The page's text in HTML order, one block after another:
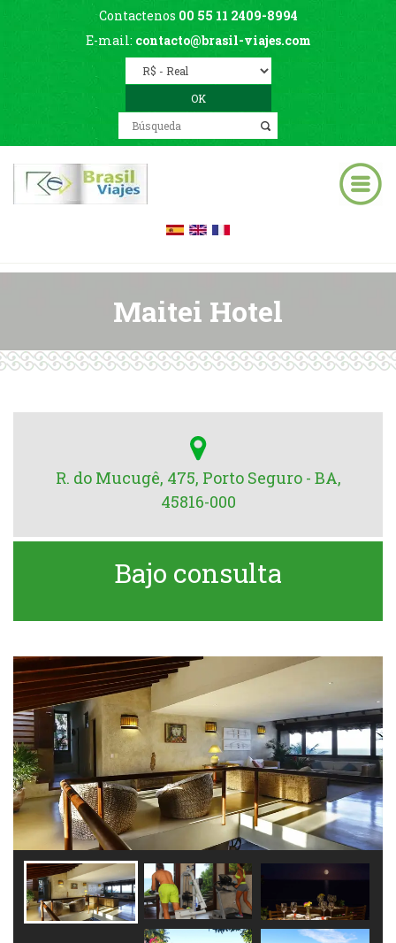
Contactenos 00 55 11 2409-8994
E-mail: contacto@brasil-viajes.com
Maitei Hotel
R. do Mucugê, 475, Porto Seguro - BA,
45816-000
Bajo consulta